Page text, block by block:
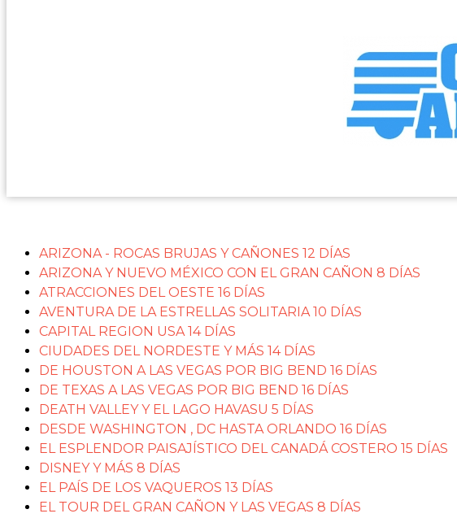
ARIZONA - ROCAS BRUJAS Y CAÑONES 12 DÍAS
ARIZONA Y NUEVO MÉXICO CON EL GRAN CAÑON 8 DÍAS
ATRACCIONES DEL OESTE 16 DÍAS
AVENTURA DE LA ESTRELLAS SOLITARIA 10 DÍAS
CAPITAL REGION USA 14 DÍAS
CIUDADES DEL NORDESTE Y MÁS 14 DÍAS
DE HOUSTON A LAS VEGAS POR BIG BEND 16 DÍAS
DE TEXAS A LAS VEGAS POR BIG BEND 16 DÍAS
DEATH VALLEY Y EL LAGO HAVASU 5 DÍAS
DESDE WASHINGTON , DC HASTA ORLANDO 16 DÍAS
EL ESPLENDOR PAISAJÍSTICO DEL CANADÁ COSTERO 15 DÍAS
DISNEY Y MÁS 8 DÍAS
EL PAÍS DE LOS VAQUEROS 13 DÍAS
EL TOUR DEL GRAN CAÑON Y LAS VEGAS 8 DÍAS